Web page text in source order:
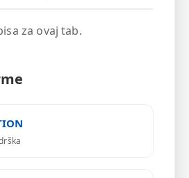
za ovaj tab.